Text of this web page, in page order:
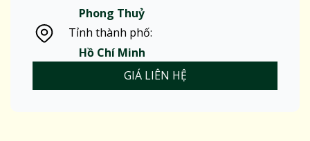
Phong Thuỷ
Tỉnh thành phố:
Hồ Chí Minh
GIÁ LIÊN HỆ